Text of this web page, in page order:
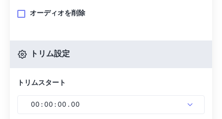
オーディオを削除
トリム設定
トリムスタート
00 : 00 : 00 . 00